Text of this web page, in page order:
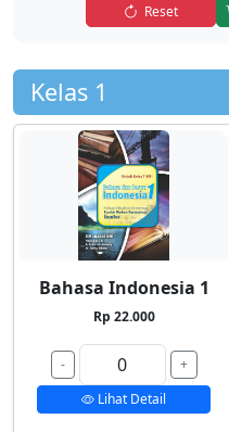
Reset
Kelas 1
Bahasa Indonesia 1
Rp 22.000
-
+
Lihat Detail